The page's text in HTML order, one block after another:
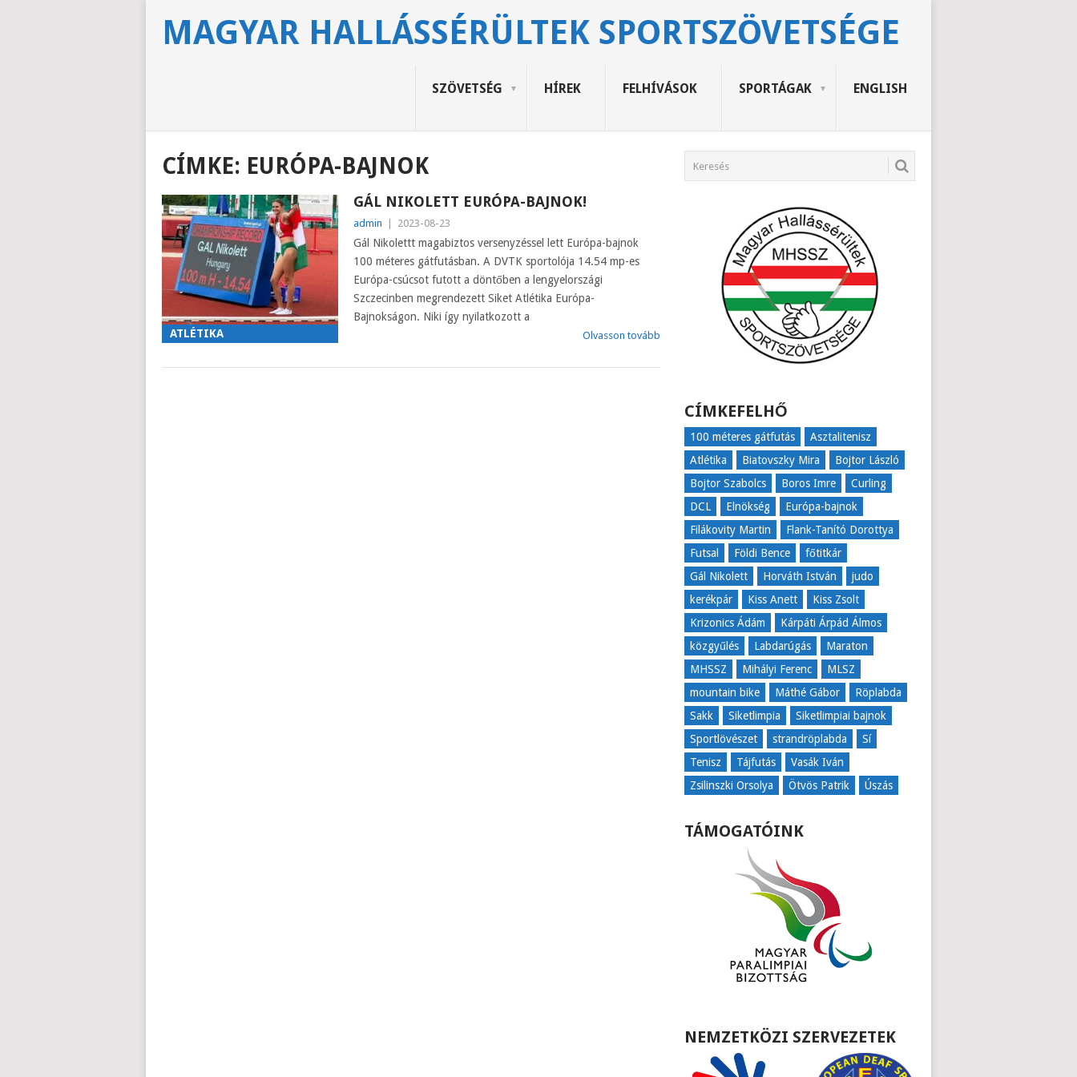
MAGYAR HALLÁSSÉRÜLTEK SPORTSZÖVETSÉGE
SZÖVETSÉG HÍREK FELHÍVÁSOK SPORTÁGAK ENGLISH
CÍMKE: EURÓPA-BAJNOK
ATLÉTIKA
GÁL NIKOLETT EURÓPA-BAJNOK!
admin 2023-08-23
Gál Nikolettt magabiztos versenyzéssel lett Európa-bajnok
100 méteres gátfutásban. A DVTK sportolója 14.54 mp-es
Európa-csúcsot futott a döntőben a lengyelországi
Szczecinben megrendezett Siket Atlétika Európa-
Bajnokságon. Niki így nyilatkozott a
Olvasson tovább
CÍMKEFELHŐ
100 méteres gátfutás
Asztalitenisz
Atlétika
Biatovszky Mira
Bojtor László
Bojtor Szabolcs
Boros Imre
Curling
DCL
Elnökség
Európa-bajnok
Filákovity Martin
Flank-Tanító Dorottya
Futsal
Földi Bence
főtitkár
Gál Nikolett
Horváth István
judo
kerékpár
Kiss Anett
Kiss Zsolt
Krizonics Ádám
Kárpáti Árpád Álmos
közgyűlés
Labdarúgás
Maraton
MHSSZ
Mihályi Ferenc
MLSZ
mountain bike
Máthé Gábor
Röplabda
Sakk
Siketlimpia
Siketlimpiai bajnok
Sportlövészet
strandröplabda
Sí
Tenisz
Tájfutás
Vasák Iván
Zsilinszki Orsolya
Ötvös Patrik Úszás
TÁMOGATÓINK
NEMZETKÖZI SZERVEZETEK